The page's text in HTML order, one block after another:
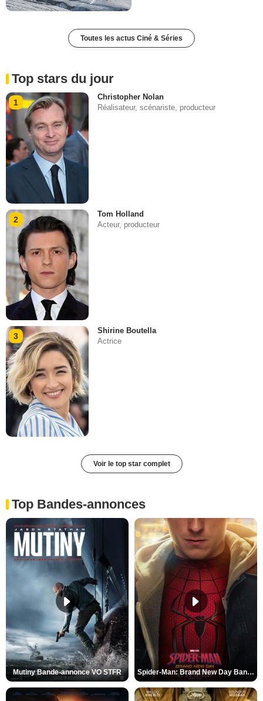
Toutes les actus Ciné & Séries
Top stars du jour
1
Christopher Nolan
Réalisateur, scénariste, producteur
2
Tom Holland
Acteur, producteur
3
Shirine Boutella
Actrice
Voir le top star complet
Top Bandes-annonces
Mutiny Bande-annonce VO STFR Spider-Man: Brand New Day Bande-annonce VO STFR